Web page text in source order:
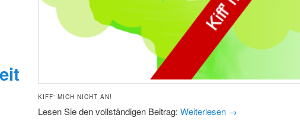
KIFF‘ MICH NICHT AN!
Lesen Sie den vollständigen Beitrag: Weiterlesen →